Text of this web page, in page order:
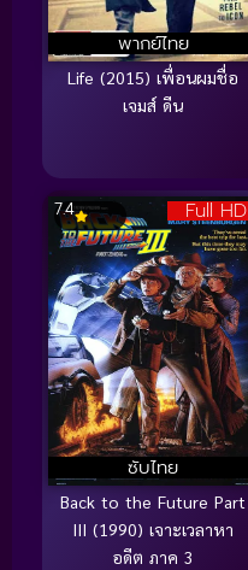
พากย์ไทย
Life (2015) เพื่อนผมชื่อ
เจมส์ ดีน
Full HD
ซับไทย
7.4
Back to the Future Part
III (1990) เจาะเวลาหา
อดีต ภาค 3